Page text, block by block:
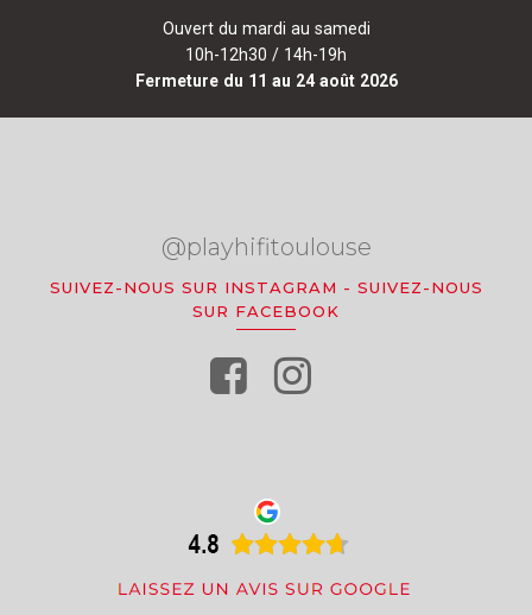
Ouvert du mardi au samedi
10h-12h30 / 14h-19h
Fermeture du 11 au 24 août 2026
@playhifitoulouse
SUIVEZ-NOUS SUR INSTAGRAM - SUIVEZ-NOUS
SUR FACEBOOK